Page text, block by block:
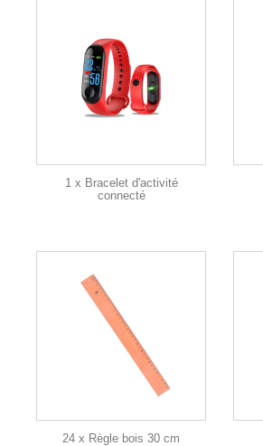
1 x Bracelet d'activité
connecté
24 x Règle bois 30 cm